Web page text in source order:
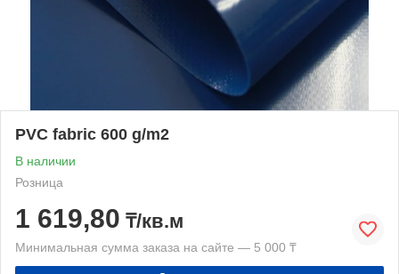
PVC fabric 600 g/m2
В наличии
Розница
1 619,80 ₸/кв.м
Минимальная сумма заказа на сайте — 5 000 ₸